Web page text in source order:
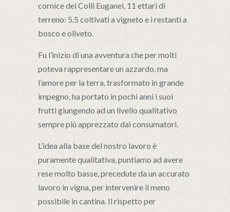
cornice dei Colli Euganei, 11 ettari di
terreno: 5.5 coltivati a vigneto e i restanti a
bosco e oliveto.
Fu l’inizio di una avventura che per molti
poteva rappresentare un azzardo, ma
l’amore per la terra, trasformato in grande
impegno, ha portato in pochi anni i suoi
frutti giungendo ad un livello qualitativo
sempre più apprezzato dai consumatori.
L’idea alla base del nostro lavoro è
puramente qualitativa, puntiamo ad avere
rese molto basse, precedute da un accurato
lavoro in vigna, per intervenire il meno
possibile in cantina. Il rispetto per